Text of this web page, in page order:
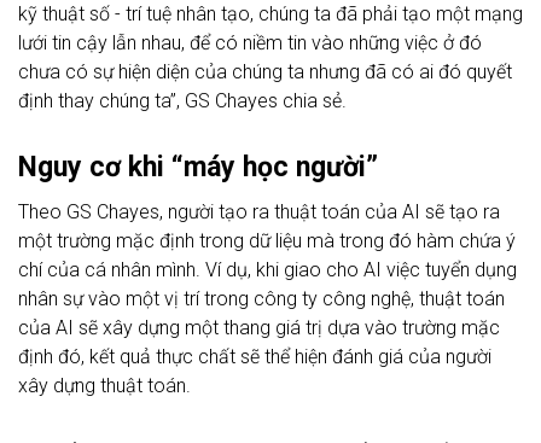
kỹ thuật số - trí tuệ nhân tạo, chúng ta đã phải tạo một mạng
lưới tin cậy lẫn nhau, để có niềm tin vào những việc ở đó
chưa có sự hiện diện của chúng ta nhưng đã có ai đó quyết
định thay chúng ta”, GS Chayes chia sẻ.
Nguy cơ khi “máy học người”
Theo GS Chayes, người tạo ra thuật toán của AI sẽ tạo ra
một trường mặc định trong dữ liệu mà trong đó hàm chứa ý
chí của cá nhân mình. Ví dụ, khi giao cho AI việc tuyển dụng
nhân sự vào một vị trí trong công ty công nghệ, thuật toán
của AI sẽ xây dựng một thang giá trị dựa vào trường mặc
định đó, kết quả thực chất sẽ thể hiện đánh giá của người
xây dựng thuật toán.